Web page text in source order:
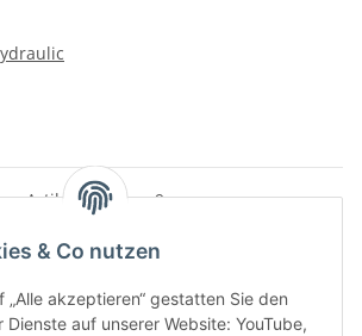
& Co nutzen
„Alle akzeptieren“ gestatten Sie den
auf unserer Website: YouTube,
Artikel 1 - 9 von 9